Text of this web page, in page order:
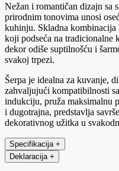
Nežan i romantičan dizajn sa
prirodnim tonovima unosi
kuhinju. Skladna kombinacija
koji podseća na tradicionalne
dekor odiše suptilnošću i
svakoj trpezi.
Šerpa je idealna za kuvanje,
zahvaljujući kompatibilnosti
indukciju, pruža maksimalnu
i dugotrajna, predstavlja
dekorativnog užitka u
Specifikacija +
Deklaracija +